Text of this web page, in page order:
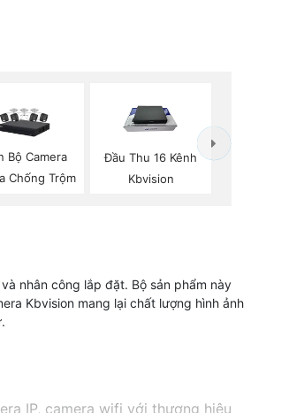
Bộ Camera
Chống Trộm
Đầu Thu 16 Kênh
Kbvision
nhân công lắp đặt. Bộ sản phẩm này
Kbvision mang lại chất lượng hình ảnh
IP, camera wifi với thương hiệu